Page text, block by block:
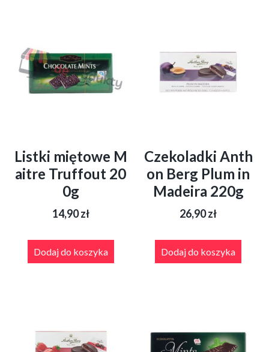
Listki miętowe M
aitre Truffout 20
0g
14,90zł
Dodaj do koszyka
Czekoladki Anth
on Berg Plum in
Madeira 220g
26,90zł
Dodaj do koszyka